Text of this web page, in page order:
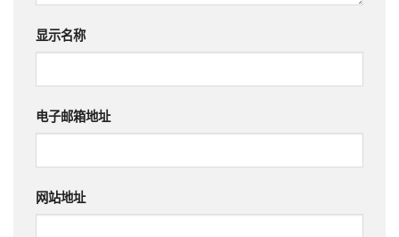
显示名称
电子邮箱地址
网站地址